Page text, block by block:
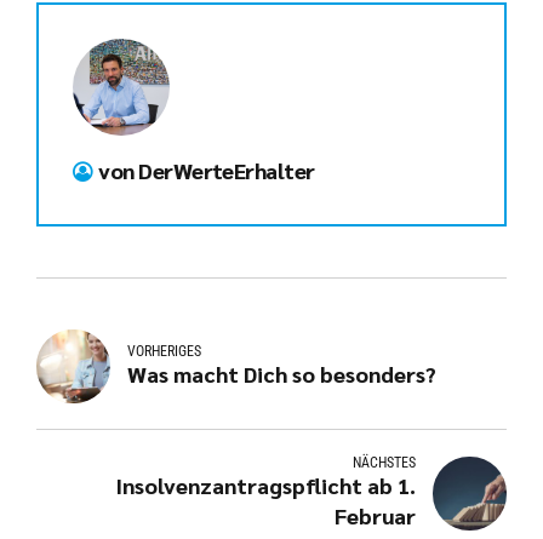
von DerWerteErhalter
VORHERIGES
Was macht Dich so besonders?
NÄCHSTES
Insolvenzantragspflicht ab 1.
Februar